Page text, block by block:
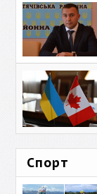
Спорт